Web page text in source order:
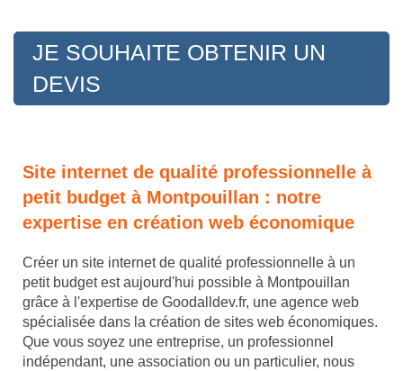
JE SOUHAITE OBTENIR UN
DEVIS
Site internet de qualité professionnelle à
petit budget à Montpouillan : notre
expertise en création web économique
Créer un site internet de qualité professionnelle à un
petit budget est aujourd'hui possible à Montpouillan
grâce à l'expertise de Goodalldev.fr, une agence web
spécialisée dans la création de sites web économiques.
Que vous soyez une entreprise, un professionnel
indépendant, une association ou un particulier, nous